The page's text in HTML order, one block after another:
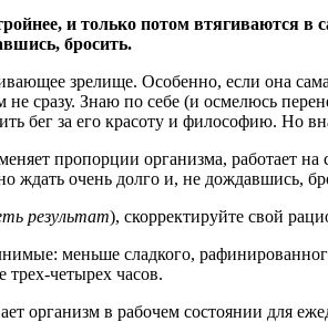
и только потом втягиваются в
бросить.
зрелище. Особенно, если она
сразу. Знаю по себе (и осмелюсь
бег за его красоту и философию. Но
пропорции организма,
ждать очень долго и, не дождавшись,
результат), скорректируйте свой
меньше сладкого,
трех-четырех часов.
организм в рабочем состоянии для